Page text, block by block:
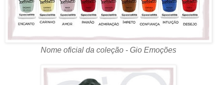
Nome oficial da coleção - Gio Emoções